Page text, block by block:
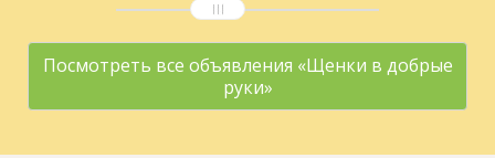
Посмотреть все объявления «Щенки в добрые
руки»